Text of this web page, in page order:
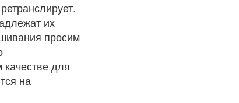
их
просим
для
на